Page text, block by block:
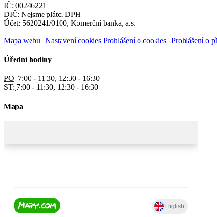
IČ: 00246221
DIČ: Nejsme plátci DPH
Účet: 5620241/0100, Komerční banka, a.s.
Mapa webu | Nastavení cookies Prohlášení o cookies | Prohlášení o
Úřední hodiny
PO: 7:00 - 11:30, 12:30 - 16:30
ST: 7:00 - 11:30, 12:30 - 16:30
Mapa